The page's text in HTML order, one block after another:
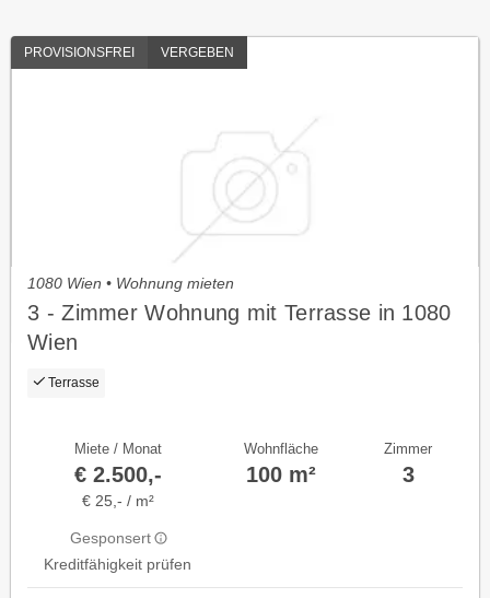
PROVISIONSFREI VERGEBEN
1080 Wien • Wohnung mieten
3 - Zimmer Wohnung mit Terrasse in 1080
Wien
Terrasse
Miete / Monat
€ 2.500,-
€ 25,- / m²
Gesponsert
Kreditfähigkeit prüfen
Wohnfläche
100 m²
Zimmer
3